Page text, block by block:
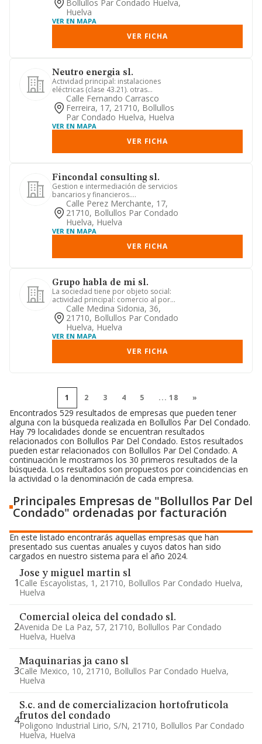
Bollullos Par Condado Huelva,
Huelva
VER EN MAPA
VER FICHA
Neutro energia sl.
Actividad principal: instalaciones
eléctricas (clase 43.21). otras
actividades: instalaciones eléct...
Calle Fernando Carrasco
Ferreira, 17, 21710, Bollullos
Par Condado Huelva, Huelva
VER EN MAPA
VER FICHA
Fincondal consulting sl.
Gestion e intermediación de servicios
bancarios y financieros.
comercialización de productos
asegur...
Calle Perez Merchante, 17,
21710, Bollullos Par Condado
Huelva, Huelva
VER EN MAPA
VER FICHA
Grupo habla de mi sl.
La sociedad tiene por objeto social:
actividad principal: comercio al por
mayor de frutas y hortali...
Calle Medina Sidonia, 36,
21710, Bollullos Par Condado
Huelva, Huelva
VER EN MAPA
VER FICHA
1 2 3 4 5 ...18 »
Encontrados 529 resultados de empresas que pueden tener
alguna con la búsqueda realizada en Bollullos Par Del Condado.
Hay 79 localidades donde se encuentran resultados
relacionados con Bollullos Par Del Condado. Estos resultados
pueden estar relacionados con Bollullos Par Del Condado. A
continuación le mostramos los 30 primeros resultados de la
búsqueda. Los resultados son propuestos por coincidencias en
la actividad o la denominación de cada empresa.
Principales Empresas de "Bollullos Par Del
Condado" ordenadas por facturación
En este listado encontrarás aquellas empresas que han
presentado sus cuentas anuales y cuyos datos han sido
cargados en nuestro sistema para el año 2024.
1
Jose y miguel martin sl
Calle Escayolistas, 1, 21710, Bollullos Par Condado Huelva,
Huelva
2
Comercial oleica del condado sl.
Avenida De La Paz, 57, 21710, Bollullos Par Condado
Huelva, Huelva
3
Maquinarias ja cano sl
Calle Mexico, 10, 21710, Bollullos Par Condado Huelva,
Huelva
4
S.c. and de comercializacion hortofruticola
frutos del condado
Poligono Industrial Lirio, S/n, 21710, Bollullos Par Condado
Huelva, Huelva